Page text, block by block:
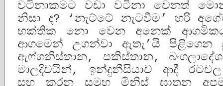
වටිනාකමට වඩා වටිනා වෙනත්
නිසා ද? ‘නැට්ටේ නැටවීම’ හරි
භක්තික නො වෙන අනෙක්
ආගමෙන් උගන්වා ඇතැ’යි පිළිගෙන
ඇෆ්ගනිස්තාන, පකිස්තාන,
මාලදිවයින්, ඉන්දුනීසියාව ආදී
සහ කරන සමූහ මිනිස් ඝාතන